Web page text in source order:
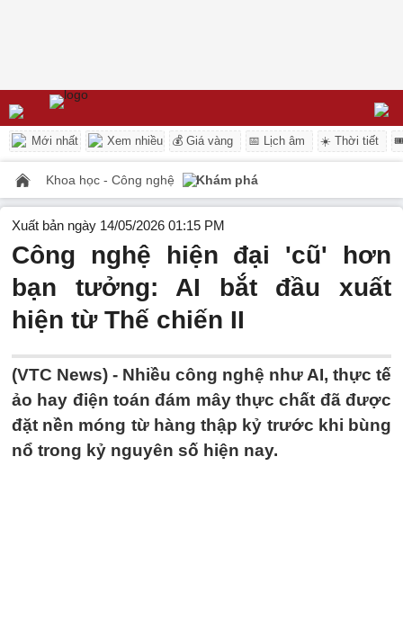
Mới nhất Xem nhiều 💰 Giá vàng 📅 Lịch âm ☀️ Thời tiết
Khoa học - Công nghệ Khám phá
Xuất bản ngày 14/05/2026 01:15 PM
Công nghệ hiện đại 'cũ' hơn
bạn tưởng: AI bắt đầu xuất
hiện từ Thế chiến II
(VTC News) - Nhiều công nghệ như AI, thực tế
ảo hay điện toán đám mây thực chất đã được
đặt nền móng từ hàng thập kỷ trước khi bùng
nổ trong kỷ nguyên số hiện nay.